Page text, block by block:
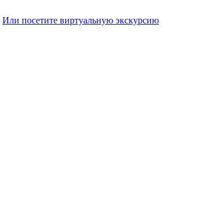
Или посетите виртуальную экскурсию